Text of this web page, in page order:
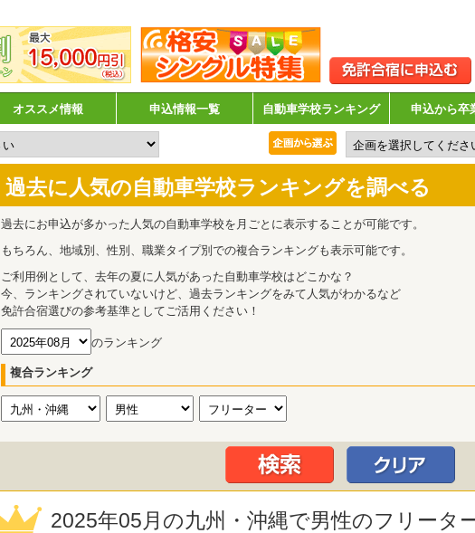
オススメ情報 申込情報一覧 自動車学校ランキング 申込から卒
過去に人気の自動車学校ランキングを調べる
過去にお申込が多かった人気の自動車学校を月ごとに表示することが可能です。
もちろん、地域別、性別、職業タイプ別での複合ランキングも表示可能です。
ご利用例として、去年の夏に人気があった自動車学校はどこかな？
今、ランキングされていないけど、過去ランキングをみて人気がわかるなど
免許合宿選びの参考基準としてご活用ください！
のランキング
複合ランキング
2025年05月の九州・沖縄で男性のフリータ